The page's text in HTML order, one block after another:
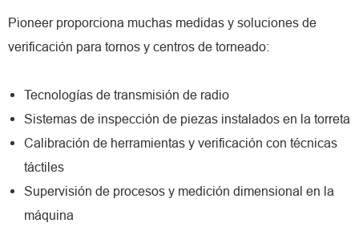
Pioneer proporciona muchas medidas y soluciones de
verificación para tornos y centros de torneado:
Tecnologías de transmisión de radio
Sistemas de inspección de piezas instalados en la torreta
Calibración de herramientas y verificación con técnicas
táctiles
Supervisión de procesos y medición dimensional en la
máquina